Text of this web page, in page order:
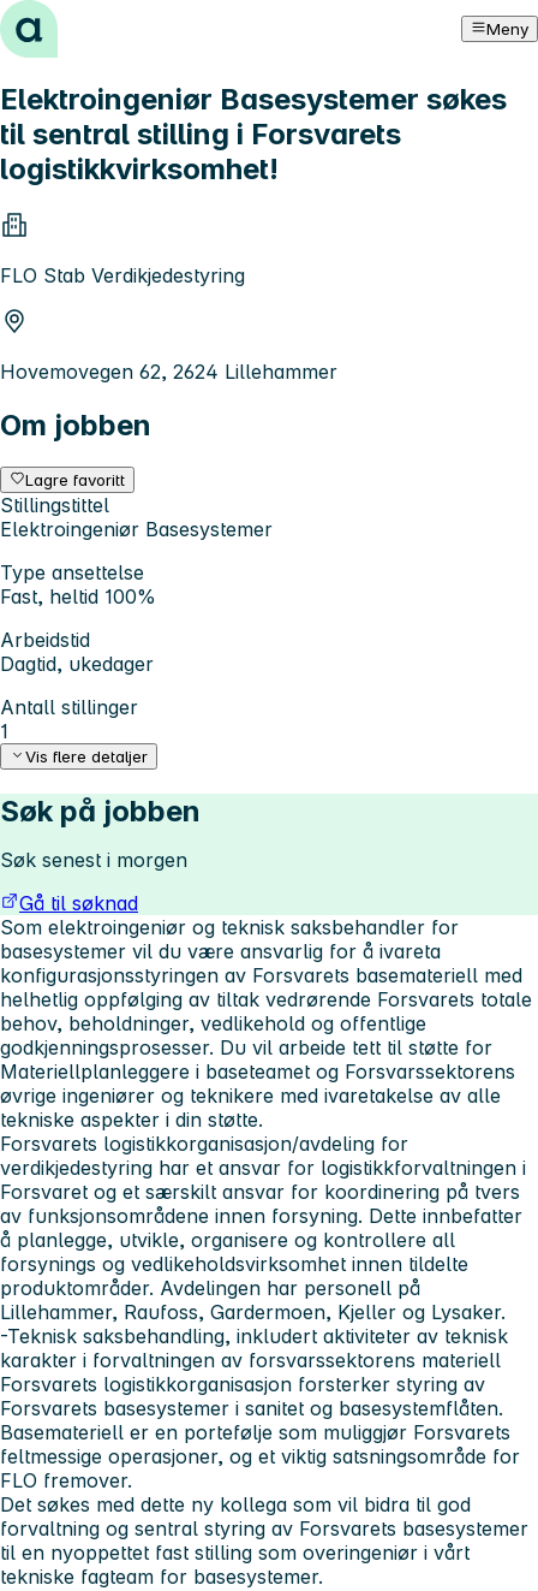
Hopp til innhold Meny
Elektroingeniør Basesystemer søkes
til sentral stilling i Forsvarets
logistikkvirksomhet!
FLO Stab Verdikjedestyring
Hovemovegen 62, 2624 Lillehammer
Om jobben
Lagre favoritt
Stillingstittel
Elektroingeniør Basesystemer
Type ansettelse
Fast, heltid 100%
Arbeidstid
Dagtid, ukedager
Antall stillinger
1
Vis flere detaljer
Søk på jobben
Søk senest i morgen
Gå til søknad
Som elektroingeniør og teknisk saksbehandler for
basesystemer vil du være ansvarlig for å ivareta
konfigurasjonsstyringen av Forsvarets basemateriell med
helhetlig oppfølging av tiltak vedrørende Forsvarets totale
behov, beholdninger, vedlikehold og offentlige
godkjenningsprosesser. Du vil arbeide tett til støtte for
Materiellplanleggere i baseteamet og Forsvarssektorens
øvrige ingeniører og teknikere med ivaretakelse av alle
tekniske aspekter i din støtte.
Forsvarets logistikkorganisasjon/avdeling for
verdikjedestyring har et ansvar for logistikkforvaltningen i
Forsvaret og et særskilt ansvar for koordinering på tvers
av funksjonsområdene innen forsyning. Dette innbefatter
å planlegge, utvikle, organisere og kontrollere all
forsynings og vedlikeholdsvirksomhet innen tildelte
produktområder. Avdelingen har personell på
Lillehammer, Raufoss, Gardermoen, Kjeller og Lysaker.
-Teknisk saksbehandling, inkludert aktiviteter av teknisk
karakter i forvaltningen av forsvarssektorens materiell
Forsvarets logistikkorganisasjon forsterker styring av
Forsvarets basesystemer i sanitet og basesystemflåten.
Basemateriell er en portefølje som muliggjør Forsvarets
feltmessige operasjoner, og et viktig satsningsområde for
FLO fremover.
Det søkes med dette ny kollega som vil bidra til god
forvaltning og sentral styring av Forsvarets basesystemer
til en nyoppettet fast stilling som overingeniør i vårt
tekniske fagteam for basesystemer.